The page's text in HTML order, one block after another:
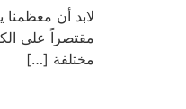
مختلفة […]